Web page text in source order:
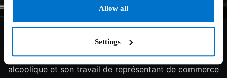
Allow all
Settings
Helsinki. Deux destins qui se croisent. Wikhström,
décide de changer de vie en quittant sa femme
alcoolique et son travail de représentant de commerce